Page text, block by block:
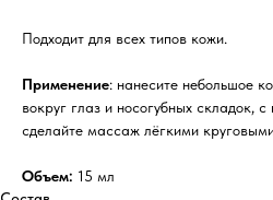
Подходит для всех типов кожи.
Применение: нанесите небольшое
вокруг глаз и носогубных складок,
сделайте массаж лёгкими
Объем: 15 мл